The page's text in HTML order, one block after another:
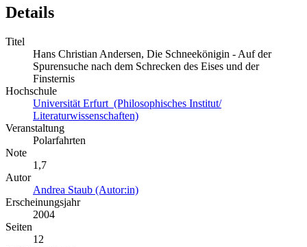
Details
Titel
Hans Christian Andersen, Die Schneekönigin - Auf der
Spurensuche nach dem Schrecken des Eises und der
Finsternis
Hochschule
Universität Erfurt (Philosophisches Institut/
Literaturwissenschaften)
Veranstaltung
Polarfahrten
Note
1,7
Autor
Andrea Staub (Autor:in)
Erscheinungsjahr
2004
Seiten
12